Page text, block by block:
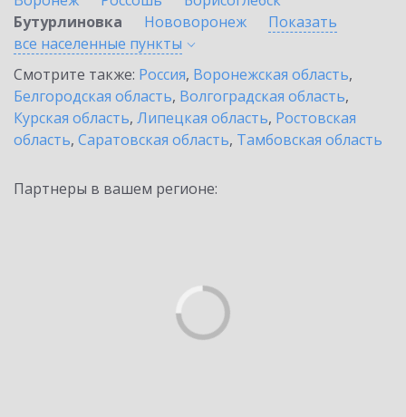
Бутурлиновка
Нововоронеж
Показать
все населенные пункты
Смотрите также: Россия, Воронежская область,
Белгородская область, Волгоградская область,
Курская область, Липецкая область, Ростовская
область, Саратовская область, Тамбовская область
Партнеры в вашем регионе: